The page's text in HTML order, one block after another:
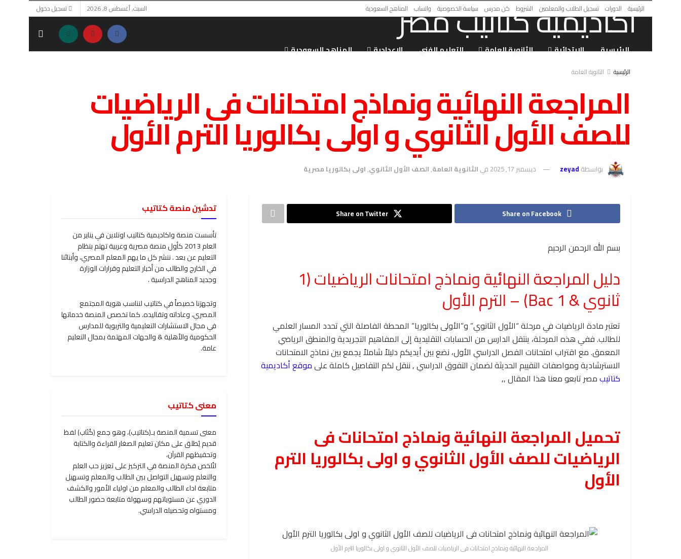
الرئيسية الدورات تسجيل الطلاب والمعلمين الشروط كن مدرس سياسة الخصوصية واتساب المناهج السعودية السبت, أغسطس 8, 2026 تسجيل دخول
الرئيسية الابتدائية الثانوية العامة التعليم الفني الاعدادية المناهج السعودية
الرئيسية الثانوية العامة
المراجعة النهائية ونماذج امتحانات فى الرياضيات
للصف الأول الثانوي و اولى بكالوريا الترم الأول
بواسطة zeyad ديسمبر 17, 2025 في الثانوية العامة,الصف الأول الثانوي,اولى بكالوريا مصرية
Share on Facebook
Share on Twitter
بسم الله الرحمن الرحيم
دليل المراجعة النهائية ونماذج امتحانات الرياضيات (1
ثانوي & 1 Bac) – الترم الأول
تعتبر مادة الرياضيات في مرحلة “الأول الثانوي” و”الأولى بكالوريا” المحطة الفاصلة التي تحدد المسار العلمي
للطالب. ففي هذه المرحلة، ينتقل الدارس من الحسابات التقليدية إلى المفاهيم التجريدية والمنطق الرياضي
المعمق. مع اقتراب امتحانات الفصل الدراسي الأول، نضع بين أيديكم دليلاً شاملاً يجمع بين نماذج الامتحانات
الاسترشادية ومواصفات التقييم الحديثة لضمان التفوق الدراسي , ننقل لكم التفاصيل كاملة علىموقع أكاديمية
كتاتيبمصر تابعو معنا هذا المقال ,,
تحميل المراجعة النهائية ونماذج امتحانات فى
الرياضيات للصف الأول الثانوي و اولى بكالوريا الترم
الأول
المراجعة النهائية ونماذج امتحانات فى الرياضيات للصف الأول الثانوي و اولى بكالوريا الترم الأول
تدشين منصة كتاتيب
تأسست منصة واكاديمية كتاتيب اونلاين في يناير من
العام 2013 كأول منصة مصرية وعربية تهتم بنظام
التعليم عن بعد . ننشر كل ما يهم المعلم المصري، وأبنائنا
في الخارج والطالب من أخبار التعليم وقرارات الوزارة
وجديد المناهج الدراسية .
وتجهزنا خصيصاً في كتاتيب لنناسب هوية المجتمع
المصري، وعاداته وتقاليده. كما تخصص المنصة خدماتها
في مجال الاستشارات التعليمية والتربوية للمدارس
الحكومية والأهلية & والجهات المهتمة بمجال التعليم
عامة.
معنى كتاتيب
معنى تسمية المنصة بـ(كتاتيب)، وهو جمع (كُتَاب) لفظ
قديم يُطلق على مكان تعليم الصغار القراءة والكتابة
وتحفيظهم القرآن،
لتُلخص فكرة المنصة في التركيز على تعزيز حب العلم
والتعلم وتسهيل التواصل بين الطالب والمعلم وتسهيل
متابعة اداء الطالب والمعلم من اولياء الأمور والكشف
الدوري عن مستوياتهم وسهولة متابعة حضور الطالب
ومستواه وتحصيله الدراسي.